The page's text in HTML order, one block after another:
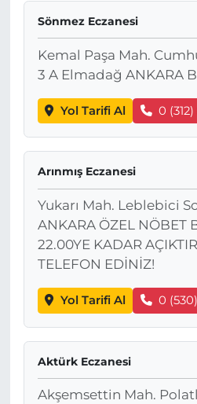
Sönmez Eczanesi
Kemal Paşa Mah.
3 A Elmadağ ANKARA
Yol Tarifi Al 0
Arınmış Eczanesi
Yukarı Mah. Leblebici
ANKARA ÖZEL NÖBET
22.00YE KADAR
TELEFON EDİNİZ!
Yol Tarifi Al 0
Aktürk Eczanesi
Akşemsettin Mah.